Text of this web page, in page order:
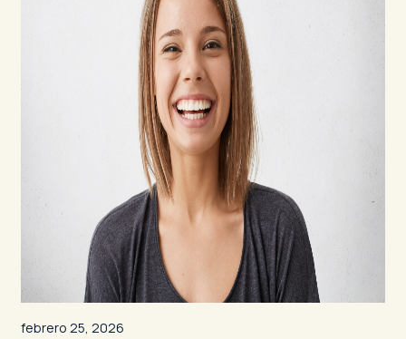
febrero 25, 2026